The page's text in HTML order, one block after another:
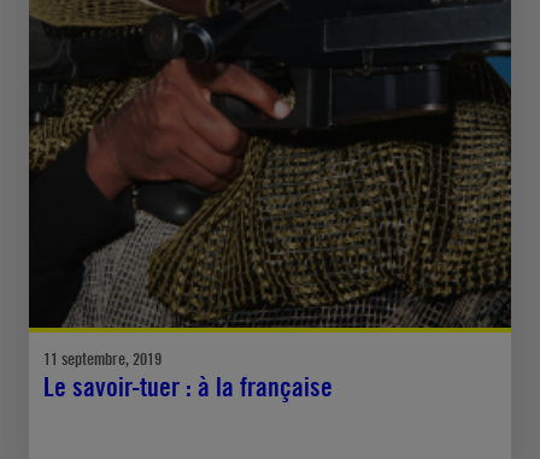
11 septembre, 2019
Le savoir-tuer : à la française